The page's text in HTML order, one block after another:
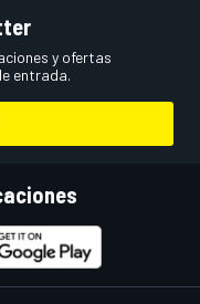
y ofertas
entrada.